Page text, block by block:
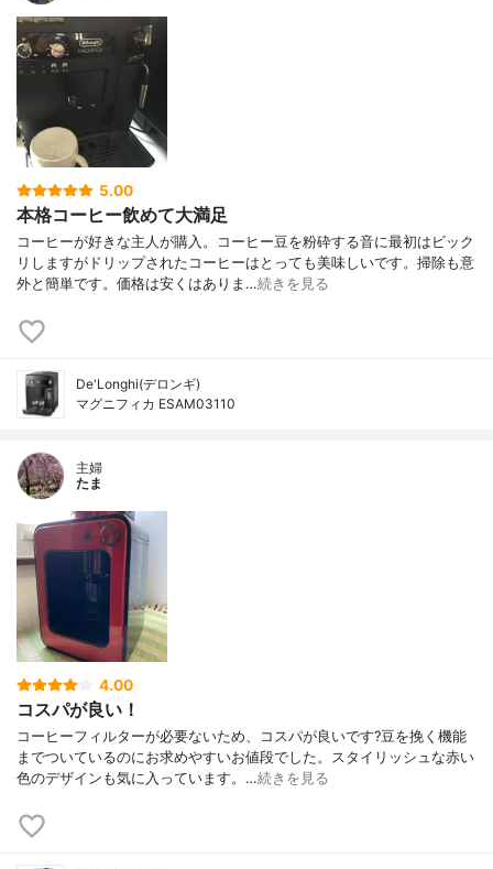
5.00
本格コーヒー飲めて大満足
コーヒーが好きな主人が購入。コーヒー豆を粉砕する音に最初はビック
リしますがドリップされたコーヒーはとっても美味しいです。掃除も意
外と簡単です。価格は安くはありま…続きを見る
De'Longhi(デロンギ)
マグニフィカ ESAM03110
主婦
たま
4.00
コスパが良い！
コーヒーフィルターが必要ないため、コスパが良いです?豆を挽く機能
までついているのにお求めやすいお値段でした。スタイリッシュな赤い
色のデザインも気に入っています。…続きを見る